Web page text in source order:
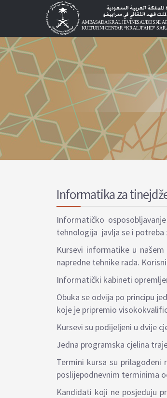
Informatika za
Informatičko
tehnologija javlja se i potreba
Kursevi informatike u
napredne tehnike rada.
Informatički kabineti
Obuka se odvija po principu
koje je pripremio
Kursevi su podijeljeni u dvije
Jedna programska cjelina
Termini kursa su
poslijepodnevnim terminima
Kandidati koji ne posjeduju